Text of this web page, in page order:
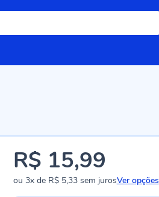
R$ 15,99
ou 3xde R$ 5,33sem jurosVer opções